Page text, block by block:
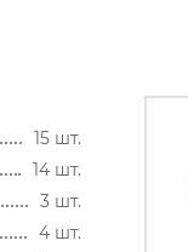
15 шт.
14 шт.
3 шт.
4 шт.